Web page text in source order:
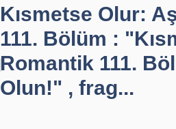
Kısmetse Olur:
111. Bölüm :
Romantik 111.
Olun!" , frag...